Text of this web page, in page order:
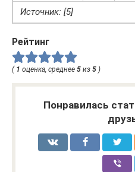
Источник: [5]
Рейтинг
( 1 оценка, среднее 5 из 5 )
Понравилась